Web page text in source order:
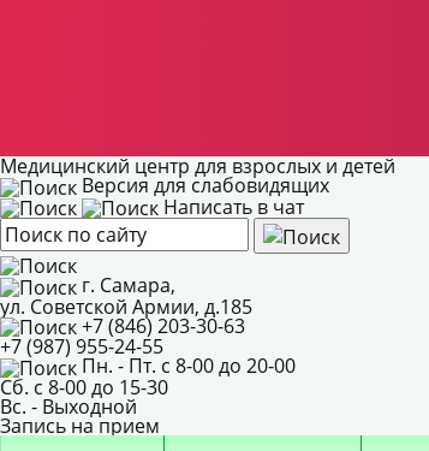
Медицинский центр для взрослых и детей
Версия для слабовидящих
Написать в чат
г. Самара,
ул. Советской Армии, д.185
+7 (846) 203-30-63
+7 (987) 955-24-55
Пн. - Пт. с 8-00 до 20-00
Сб. с 8-00 до 15-30
Вс. - Выходной
Запись на прием